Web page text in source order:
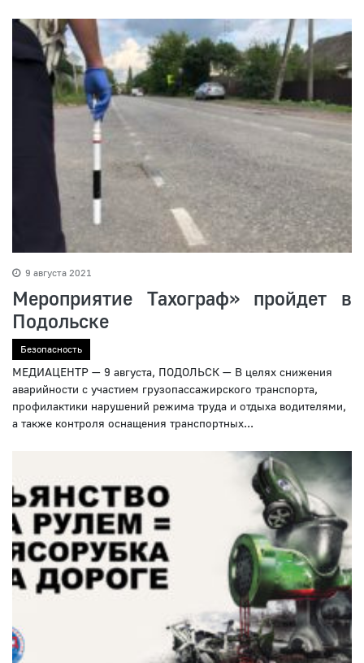
9 августа 2021
Мероприятие Тахограф» пройдет в
Подольске
Безопасность
МЕДИАЦЕНТР — 9 августа, ПОДОЛЬСК — В целях снижения
аварийности с участием грузопассажирского транспорта,
профилактики нарушений режима труда и отдыха водителями,
а также контроля оснащения транспортных...